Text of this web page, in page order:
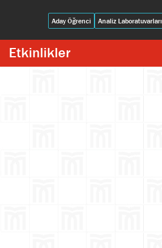
Aday Öğrenci Analiz Laboratuvarları
Etkinlikler